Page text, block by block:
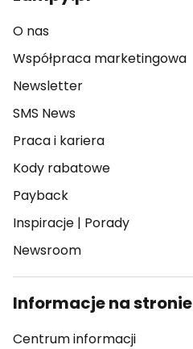
O nas
Współpraca marketingowa
Newsletter
SMS News
Praca i kariera
Kody rabatowe
Payback
Inspiracje | Porady
Newsroom
Informacje na stronie
Centrum informacji